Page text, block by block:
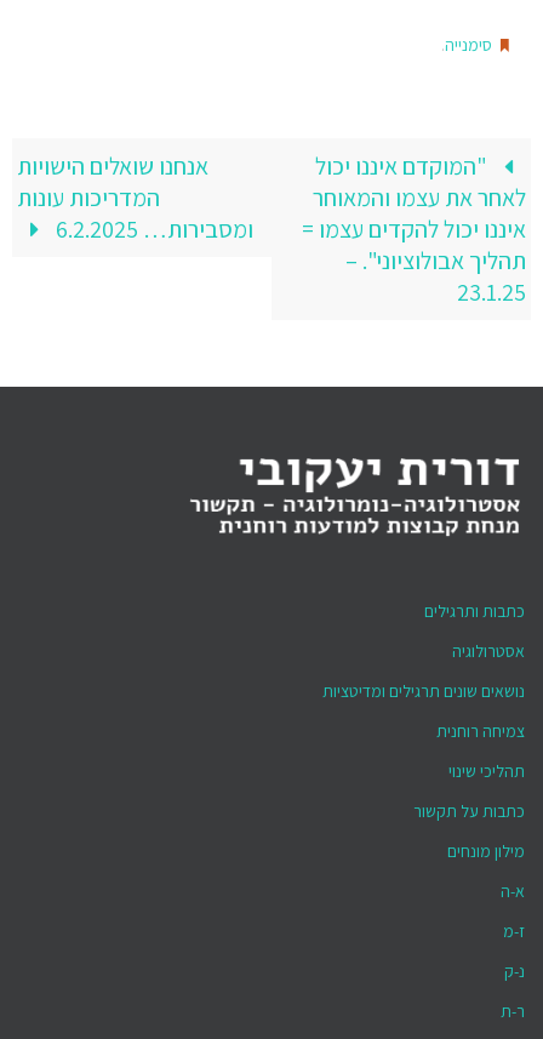
סימנייה.
"המוקדם איננו יכול
לאחר את עצמו והמאוחר
איננו יכול להקדים עצמו =
תהליך אבולוציוני". –
23.1.25
אנחנו שואלים הישויות
המדריכות עונות
ומסבירות… 6.2.2025
כתבות ותרגילים
אסטרולוגיה
נושאים שונים תרגילים ומדיטציות
צמיחה רוחנית
תהליכי שינוי
כתבות על תקשור
מילון מונחים
א-ה
ז-מ
נ-ק
ר-ת